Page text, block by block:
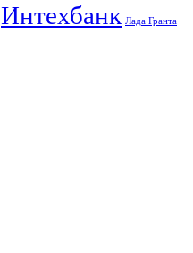
Интехбанк Лада Гранта